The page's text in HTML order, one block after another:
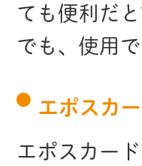
ても便利だ
でも、使用
エポスカ
エポスカー